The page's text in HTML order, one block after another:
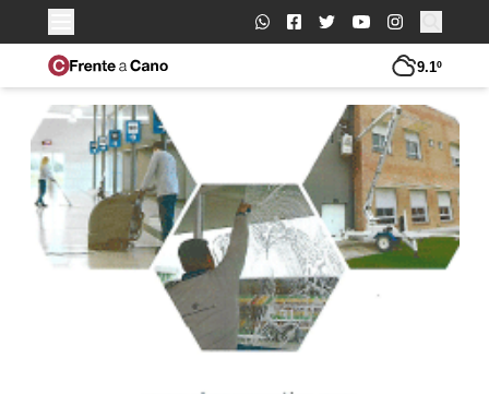
Buscar:
9.1º